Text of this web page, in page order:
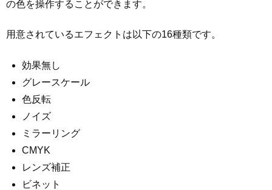
の色を操作することができます。
用意されているエフェクトは以下の16種類です。
効果無し
グレースケール
色反転
ノイズ
ミラーリング
CMYK
レンズ補正
ビネット